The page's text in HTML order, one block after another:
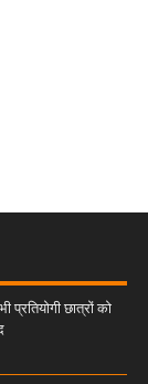
छात्रों को